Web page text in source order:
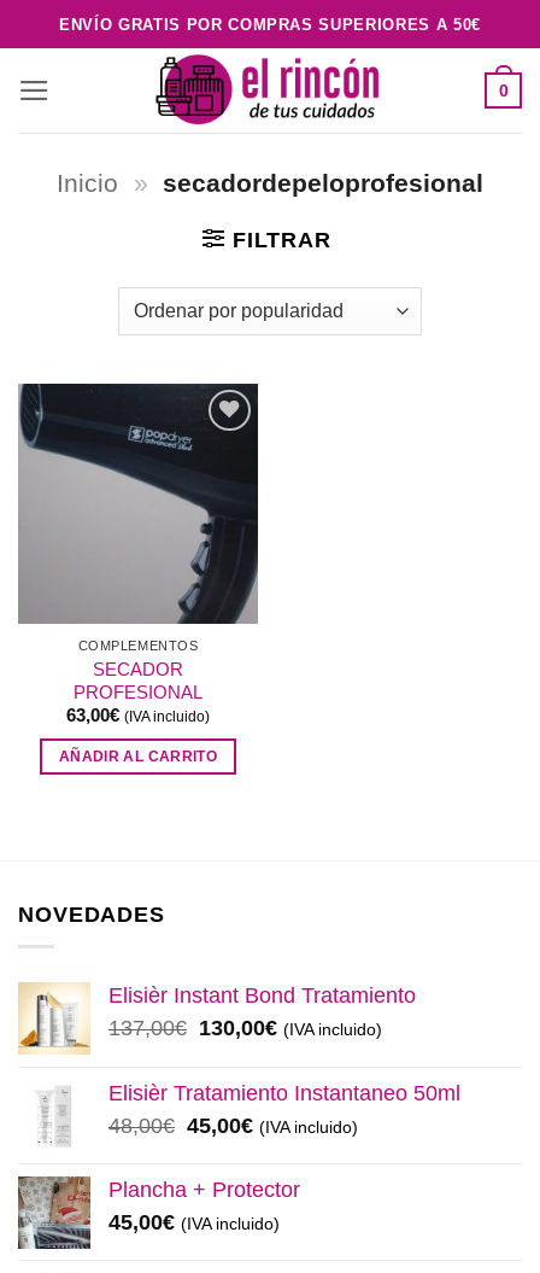
al
contenido
ENVÍO GRATIS POR COMPRAS SUPERIORES A 50€
0
Inicio » secadordepeloprofesional
FILTRAR
deseos
COMPLEMENTOS
SECADOR
PROFESIONAL
63,00€ (IVA incluido)
AÑADIR AL CARRITO
NOVEDADES
Elisièr Instant Bond Tratamiento
137,00€ El
original
137,00€.
130,00€El
actual
130,00€.
(IVA incluido)
Elisièr Tratamiento Instantaneo 50ml
48,00€ El
original
48,00€.
45,00€El
actual
45,00€.
(IVA incluido)
Plancha + Protector
45,00€ (IVA incluido)